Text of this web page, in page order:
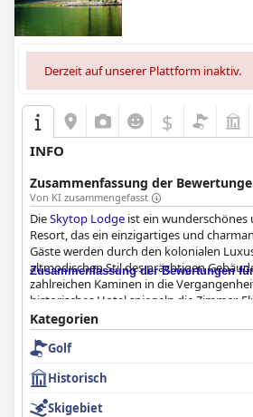
Derzeit auf unserer Plattform inaktiv.
$
INFO
Zusammenfassung der
Von KI zusammengefasst
DieSkytop Lodge ist ein wunderschönes
Resort, das ein einzigartiges und
Gäste werden durch den kolonialen
altmodischen Stil des prächtigen
zahlreichen Kaminen in die
historisches Hotel spiegeln die Zimmer,
Skytop Lodge
nostalgischen Charme beiträgt. Auch
ihrer Größe und Dunkelheit nicht mit
vergleichbar ist, überrascht sie ihre
reichen Geschichte und ihrem
Zusammenfassung der Bewertungen
Kategorien
Golf
Historisch
Skigebiet